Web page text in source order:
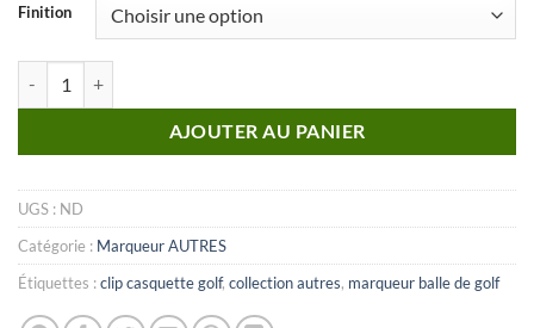
Finition
AJOUTER AU PANIER
UGS : ND
Catégorie : Marqueur AUTRES
Étiquettes :clip casquette golf, collection autres, marqueur balle de golf